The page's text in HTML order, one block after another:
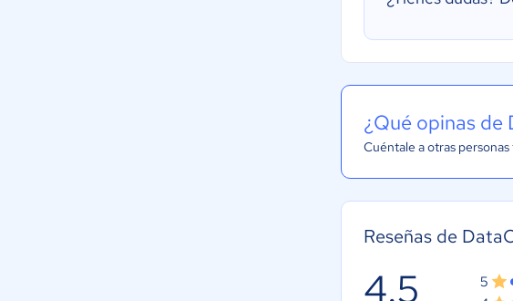
¿Qué opinas
Cuéntale a otras
Reseñas de
4.5 5